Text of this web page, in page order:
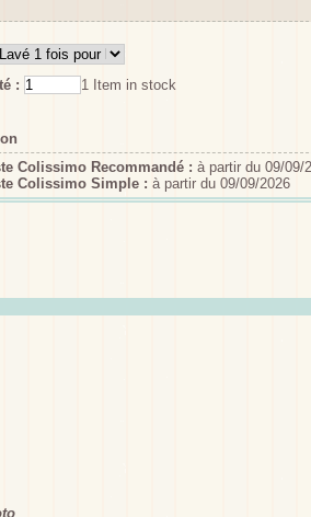
: 1 Item in stock
Colissimo Recommandé : à partir du 09/09/
Colissimo Simple : à partir du 09/09/2026